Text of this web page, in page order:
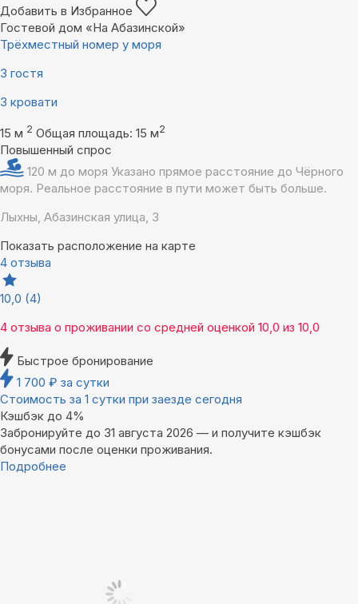
Добавить в Избранное
Гостевой дом «На Абазинской»
Трёхместный номер у моря
3 гостя
3 кровати
15 м 2 Общая площадь: 15 м2
Повышенный спрос
120 м до моря Указано прямое расстояние до Чёрного
моря. Реальное расстояние в пути может быть больше.
Лыхны, Абазинская улица, 3
Показать расположение на карте
4 отзыва
10,0 (4)
4 отзыва о проживании со средней оценкой 10,0 из 10,0
Быстрое бронирование
1 700 ₽ за сутки
Стоимость за 1 сутки при заезде сегодня
Кэшбэк до 4%
Забронируйте до 31 августа 2026 — и получите кэшбэк
бонусами после оценки проживания.
Подробнее